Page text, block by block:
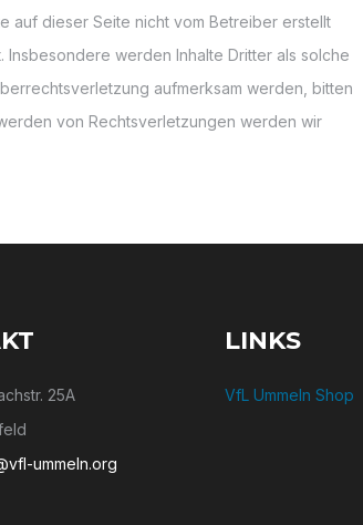
auf dieser Seite nicht vom Betreiber erstellt
werden Inhalte Dritter als solche
aufmerksam werden, bitten
von Rechtsverletzungen werden wir
25A
ummeln.org
LINKS
VfL Ummeln Shop